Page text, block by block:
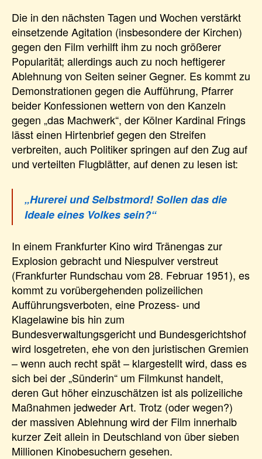
Die in den nächsten Tagen und Wochen verstärkt
einsetzende Agitation (insbesondere der Kirchen)
gegen den Film verhilft ihm zu noch größerer
Popularität; allerdings auch zu noch heftigerer
Ablehnung von Seiten seiner Gegner. Es kommt zu
Demonstrationen gegen die Aufführung, Pfarrer
beider Konfessionen wettern von den Kanzeln
gegen „das Machwerk“, der Kölner Kardinal Frings
lässt einen Hirtenbrief gegen den Streifen
verbreiten, auch Politiker springen auf den Zug auf
und verteilten Flugblätter, auf denen zu lesen ist:
„Hurerei und Selbstmord! Sollen das die
Ideale eines Volkes sein?“
In einem Frankfurter Kino wird Tränengas zur
Explosion gebracht und Niespulver verstreut
(Frankfurter Rundschau vom 28. Februar 1951), es
kommt zu vorübergehenden polizeilichen
Aufführungsverboten, eine Prozess- und
Klagelawine bis hin zum
Bundesverwaltungsgericht und Bundesgerichtshof
wird losgetreten, ehe von den juristischen Gremien
– wenn auch recht spät – klargestellt wird, dass es
sich bei der „Sünderin“ um Filmkunst handelt,
deren Gut höher einzuschätzen ist als polizeiliche
Maßnahmen jedweder Art. Trotz (oder wegen?)
der massiven Ablehnung wird der Film innerhalb
kurzer Zeit allein in Deutschland von über sieben
Millionen Kinobesuchern gesehen.